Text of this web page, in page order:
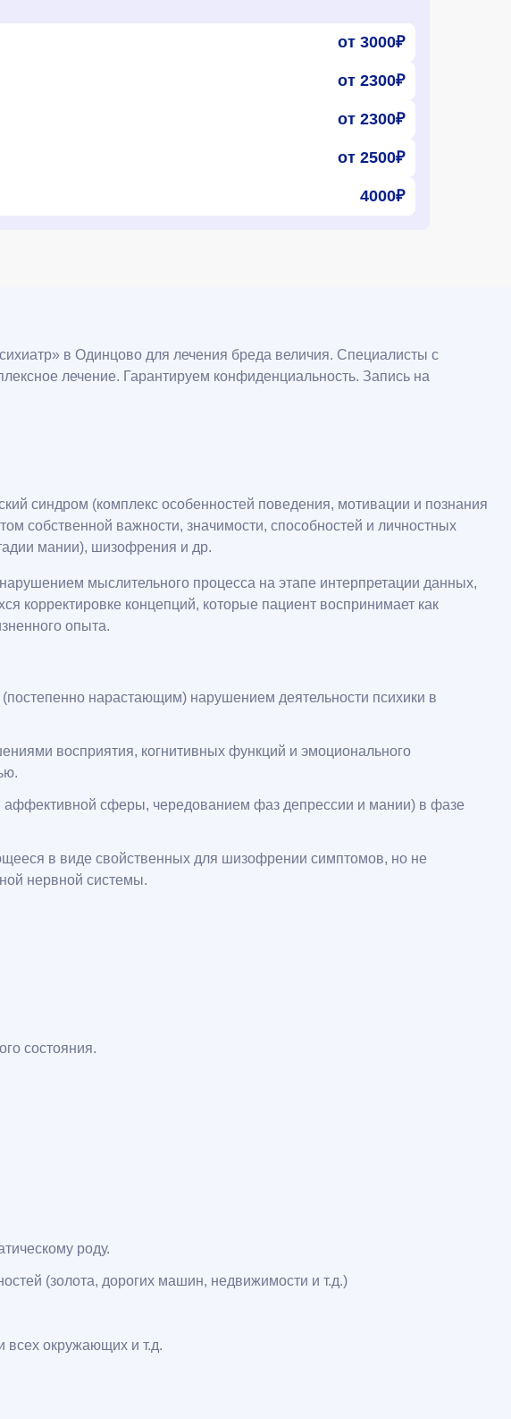
от 3000₽
от 2300₽
от 2300₽
от 2500₽
4000₽
в Одинцово для лечения бреда величия. Специалисты с
лечение. Гарантируем конфиденциальность. Запись на
синдром (комплекс особенностей поведения, мотивации и познания
собственной важности, значимости, способностей и личностных
мании), шизофрения и др.
мыслительного процесса на этапе интерпретации данных,
корректировке концепций, которые пациент воспринимает как
опыта.
нарастающим) нарушением деятельности психики в
восприятия, когнитивных функций и эмоционального
аффективной сферы, чередованием фаз депрессии и мании) в фазе
в виде свойственных для шизофрении симптомов, но не
нервной системы.
состояния.
роду.
(золота, дорогих машин, недвижимости и т.д.)
всех окружающих и т.д.